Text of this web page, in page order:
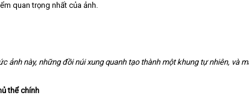
quan trọng nhất của ảnh.
ảnh này, những đồi núi xung quanh tạo thành một khung tự nhiên, và
thể chính